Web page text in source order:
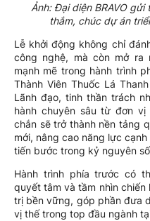
Ảnh: Đại diện BRAVO
thắm, chúc dự án
Lễ khởi động không chỉ
công nghệ, mà còn mở ra
mạnh mẽ trong hành trình
Thành Viên Thuốc Lá
Lãnh đạo, tinh thần trách
hành chuyên sâu từ đơn vị
chắn sẽ trở thành nền tảng
mới, nâng cao năng lực
tiến bước trong kỷ nguyên
Hành trình phía trước có
quyết tâm và tầm nhìn
trị bền vững, góp phần đưa
vị thế trong top đầu ngành